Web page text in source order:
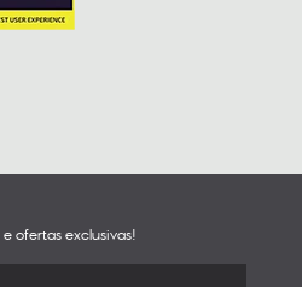
ofertas exclusivas!